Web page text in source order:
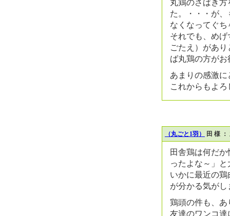
丸鶏のさばき
た。・・・が
なくなってぐ
それでも、め
ごたえ）があ
ば丸鶏の方が
あまりの感激
これからもよ
（丸ごと1羽） 田 様
田舎鶏は何だ
ったよな～」
いかに最近の
が分かる気がし
鶏頭の件も、
友達のワンコ